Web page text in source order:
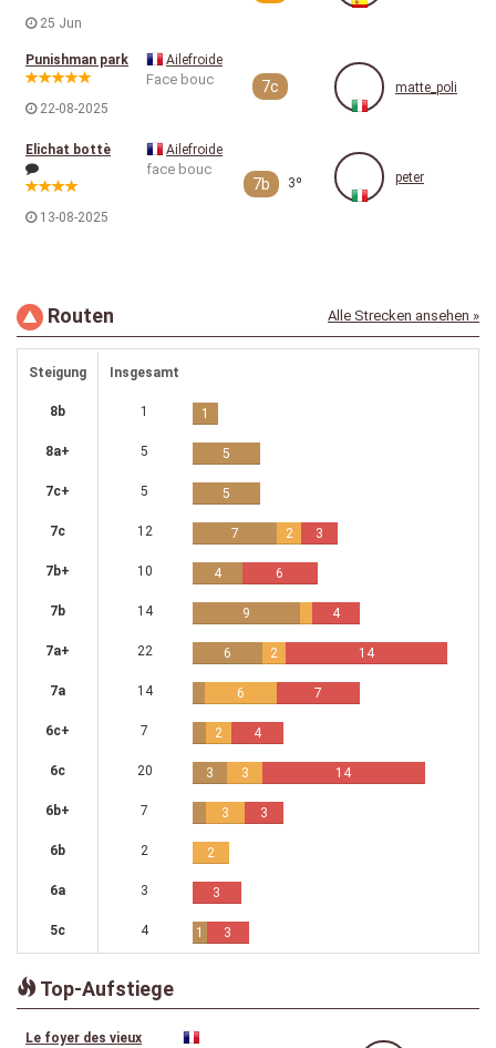
25 Jun
Punishman park
22-08-2025
Ailefroide
Face bouc 7c matte_poli
Elichat bottè
13-08-2025
Ailefroide
face bouc
7b 3º peter
Routen Alle Strecken ansehen »
Steigung Insgesamt
8b 1 1
8a+ 5 5
7c+ 5 5
7c 12 7 2 3
7b+ 10 4 6
7b 14 9 4
7a+ 22 6 2 14
7a 14 6 7
6c+ 7 2 4
6c 20 3 3 14
6b+ 7 3 3
6b 2 2
6a 3 3
5c 4 1 3
Top-Aufstiege
Le foyer des vieux